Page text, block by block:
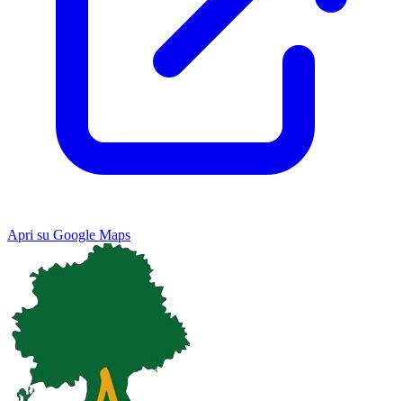
Apri su Google Maps
Map Satellite
Keyboard shortcuts